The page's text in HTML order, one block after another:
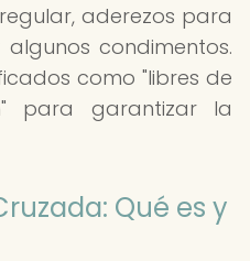
aderezos para
condimentos.
como "libres de
para garantizar la
Qué es y